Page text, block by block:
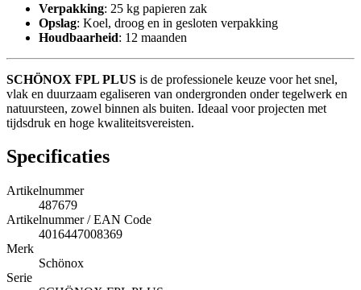
Verpakking: 25 kg papieren zak
Opslag: Koel, droog en in gesloten verpakking
Houdbaarheid: 12 maanden
SCHÖNOX FPL PLUS is de professionele keuze voor het snel,
vlak en duurzaam egaliseren van ondergronden onder tegelwerk en
natuursteen, zowel binnen als buiten. Ideaal voor projecten met
tijdsdruk en hoge kwaliteitsvereisten.
Specificaties
Artikelnummer
487679
Artikelnummer / EAN Code
4016447008369
Merk
Schönox
Serie